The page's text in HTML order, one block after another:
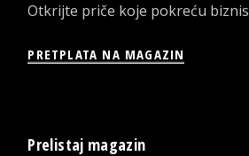
Otkrijte priče koje pokreću biznis
PRETPLATA NA MAGAZIN
Prelistaj magazin